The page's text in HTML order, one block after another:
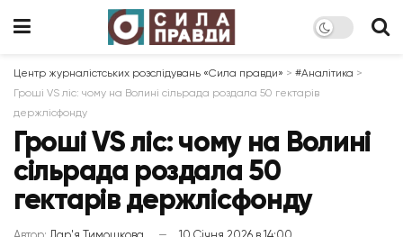
Центр журналістських розслідувань «Сила правди» > #Аналітика >
Гроші VS ліс: чому на Волині сільрада роздала 50 гектарів
держлісфонду
Гроші VS ліс: чому на Волині
сільрада роздала 50
гектарів держлісфонду